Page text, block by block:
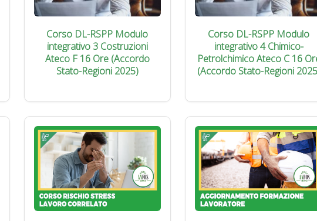
Corso DL-RSPP Modulo
integrativo 3 Costruzioni
Ateco F 16 Ore (Accordo
Stato-Regioni 2025)
Corso DL-RSPP Modulo
integrativo 4 Chimico-
Petrolchimico Ateco C 16
(Accordo Stato-Regioni